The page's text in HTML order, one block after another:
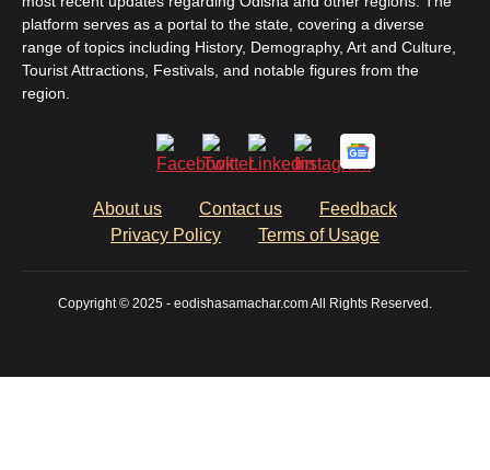
platform serves as a portal to the state, covering a diverse
range of topics including History, Demography, Art and Culture,
Tourist Attractions, Festivals, and notable figures from the
region.
About us Contact us
Feedback
Privacy Policy
Terms of Usage
Copyright © 2025 - eodishasamachar.com All Rights Reserved.